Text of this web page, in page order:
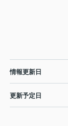
情報更新日
更新予定日